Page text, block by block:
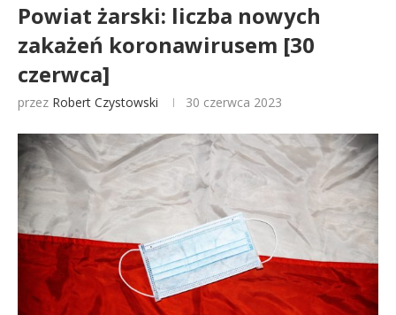
Powiat żarski: liczba nowych
zakażeń koronawirusem [30
czerwca]
przez Robert Czystowski 30 czerwca 2023